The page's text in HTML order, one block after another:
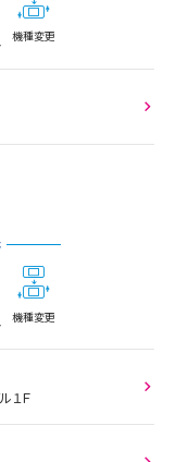
機種変更
機種変更
１Ｆ